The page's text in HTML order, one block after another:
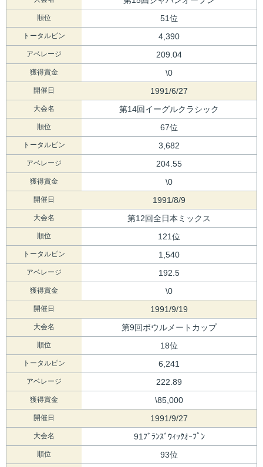
順位 51位
トータルピン 4,390
アベレージ 209.04
獲得賞金 \0
開催日 1991/6/27
大会名 第14回イーグルクラシック
順位 67位
トータルピン 3,682
アベレージ 204.55
獲得賞金 \0
開催日 1991/8/9
大会名 第12回全日本ミックス
順位 121位
トータルピン 1,540
アベレージ 192.5
獲得賞金 \0
開催日 1991/9/19
大会名 第9回ボウルメートカップ
順位 18位
トータルピン 6,241
アベレージ 222.89
獲得賞金 \85,000
開催日 1991/9/27
大会名 91ﾌﾞﾗﾝｽﾞｳｨｯｸｵｰﾌﾟﾝ
順位 93位